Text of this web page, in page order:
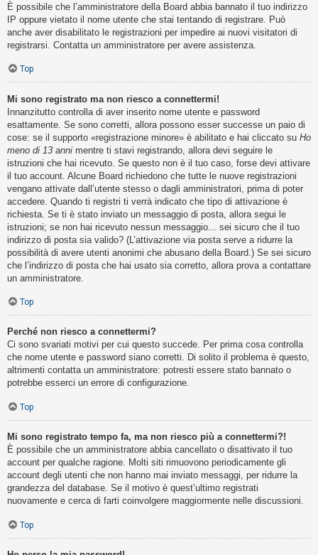
È possibile che l’amministratore della Board abbia bannato il tuo indirizzo
IP oppure vietato il nome utente che stai tentando di registrare. Può
anche aver disabilitato le registrazioni per impedire ai nuovi visitatori di
registrarsi. Contatta un amministratore per avere assistenza.
Top
Mi sono registrato ma non riesco a connettermi!
Innanzitutto controlla di aver inserito nome utente e password
esattamente. Se sono corretti, allora possono esser successe un paio di
cose: se il supporto «registrazione minore» è abilitato e hai cliccato su Ho
meno di 13 anni mentre ti stavi registrando, allora devi seguire le
istruzioni che hai ricevuto. Se questo non è il tuo caso, forse devi attivare
il tuo account. Alcune Board richiedono che tutte le nuove registrazioni
vengano attivate dall’utente stesso o dagli amministratori, prima di poter
accedere. Quando ti registri ti verrà indicato che tipo di attivazione è
richiesta. Se ti è stato inviato un messaggio di posta, allora segui le
istruzioni; se non hai ricevuto nessun messaggio... sei sicuro che il tuo
indirizzo di posta sia valido? (L’attivazione via posta serve a ridurre la
possibilità di avere utenti anonimi che abusano della Board.) Se sei sicuro
che l’indirizzo di posta che hai usato sia corretto, allora prova a contattare
un amministratore.
Top
Perché non riesco a connettermi?
Ci sono svariati motivi per cui questo succede. Per prima cosa controlla
che nome utente e password siano corretti. Di solito il problema è questo,
altrimenti contatta un amministratore: potresti essere stato bannato o
potrebbe esserci un errore di configurazione.
Top
Mi sono registrato tempo fa, ma non riesco più a connettermi?!
È possibile che un amministratore abbia cancellato o disattivato il tuo
account per qualche ragione. Molti siti rimuovono periodicamente gli
account degli utenti che non hanno mai inviato messaggi, per ridurre la
grandezza del database. Se il motivo è quest’ultimo registrati
nuovamente e cerca di farti coinvolgere maggiormente nelle discussioni.
Top